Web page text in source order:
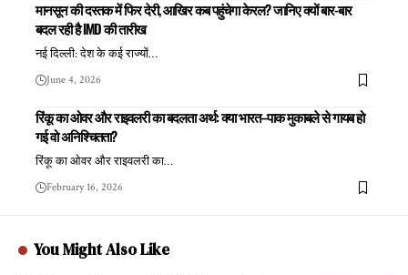
मानसून की दस्तक में फिर देरी, आखिर कब पहुंचेगा केरल? जानिए क्यों बार-बार
बदल रही है IMD की तारीख
नई दिल्ली: देश के कई राज्यों…
June 4, 2026
रिंकू का ओवर और राइवलरी का बदलता अर्थ: क्या भारत–पाक मुकाबले से गायब हो
गई वो अनिश्चितता?
रिंकू का ओवर और राइवलरी का…
February 16, 2026
You Might Also Like